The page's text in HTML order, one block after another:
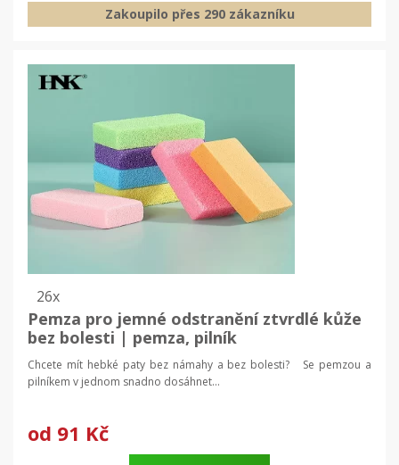
Zakoupilo přes 290 zákazníku
26x
Pemza pro jemné odstranění ztvrdlé kůže
bez bolesti | pemza, pilník
Chcete mít hebké paty bez námahy a bez bolesti? Se pemzou a
pilníkem v jednom snadno dosáhnet...
od 91 Kč